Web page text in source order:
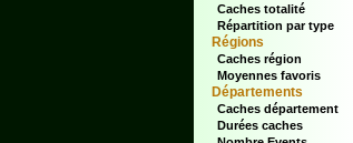
Caches totalité
Répartition par type
Régions
Caches région
Moyennes favoris
Départements
Caches département
Durées caches